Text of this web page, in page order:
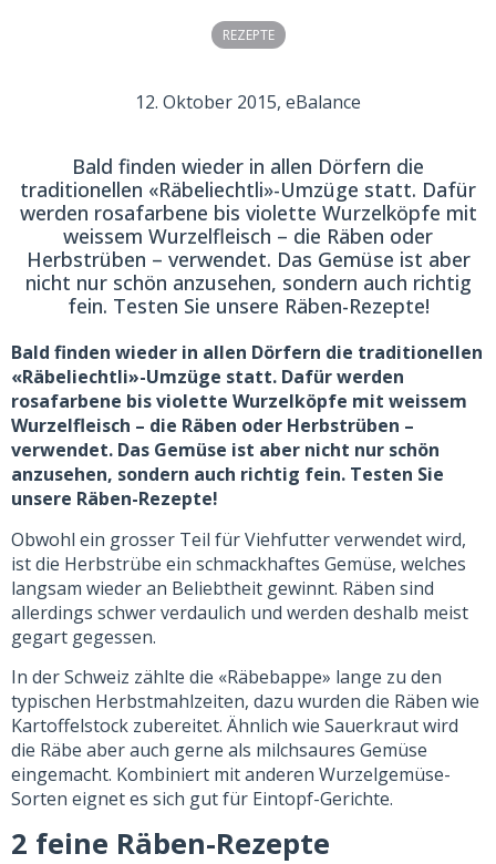
REZEPTE
12. Oktober 2015, eBalance
Bald finden wieder in allen Dörfern die
traditionellen «Räbeliechtli»-Umzüge statt. Dafür
werden rosafarbene bis violette Wurzelköpfe mit
weissem Wurzelfleisch – die Räben oder
Herbstrüben – verwendet. Das Gemüse ist aber
nicht nur schön anzusehen, sondern auch richtig
fein. Testen Sie unsere Räben-Rezepte!
Bald finden wieder in allen Dörfern die traditionellen
«Räbeliechtli»-Umzüge statt. Dafür werden
rosafarbene bis violette Wurzelköpfe mit weissem
Wurzelfleisch – die Räben oder Herbstrüben –
verwendet. Das Gemüse ist aber nicht nur schön
anzusehen, sondern auch richtig fein. Testen Sie
unsere Räben-Rezepte!
Obwohl ein grosser Teil für Viehfutter verwendet wird,
ist die Herbstrübe ein schmackhaftes Gemüse, welches
langsam wieder an Beliebtheit gewinnt. Räben sind
allerdings schwer verdaulich und werden deshalb meist
gegart gegessen.
In der Schweiz zählte die «Räbebappe» lange zu den
typischen Herbstmahlzeiten, dazu wurden die Räben wie
Kartoffelstock zubereitet. Ähnlich wie Sauerkraut wird
die Räbe aber auch gerne als milchsaures Gemüse
eingemacht. Kombiniert mit anderen Wurzelgemüse-
Sorten eignet es sich gut für Eintopf-Gerichte.
2 feine Räben-Rezepte